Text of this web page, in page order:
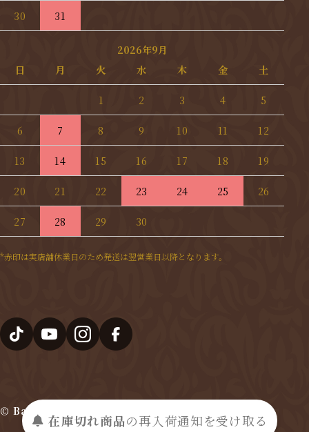
30 31
2026年9月
日 月 火 水 木 金 土
1 2 3 4 5
6 7 8 9 10 11 12
13 14 15 16 17 18 19
20 21 22 23 24 25 26
27 28 29 30
*赤印は実店舗休業日のため発送は翌営業日以降となります。
© Bashamichi Imai 2025
在庫切れ商品の再入荷通知を受け取る